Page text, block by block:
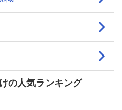
の人気ランキング